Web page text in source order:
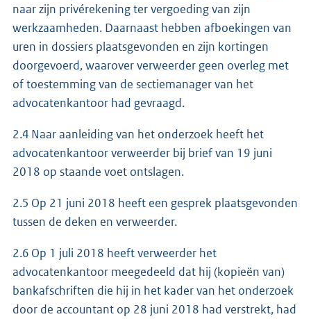
naar zijn privérekening ter vergoeding van zijn
werkzaamheden. Daarnaast hebben afboekingen van
uren in dossiers plaatsgevonden en zijn kortingen
doorgevoerd, waarover verweerder geen overleg met
of toestemming van de sectiemanager van het
advocatenkantoor had gevraagd.
2.4 Naar aanleiding van het onderzoek heeft het
advocatenkantoor verweerder bij brief van 19 juni
2018 op staande voet ontslagen.
2.5 Op 21 juni 2018 heeft een gesprek plaatsgevonden
tussen de deken en verweerder.
2.6 Op 1 juli 2018 heeft verweerder het
advocatenkantoor meegedeeld dat hij (kopieën van)
bankafschriften die hij in het kader van het onderzoek
door de accountant op 28 juni 2018 had verstrekt, had